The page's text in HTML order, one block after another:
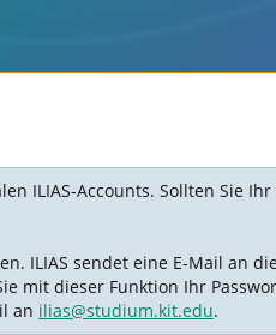
ILIAS-Accounts. Sollten Sie
ILIAS sendet eine E-Mail an
mit dieser Funktion Ihr
an ilias@studium.kit.edu.